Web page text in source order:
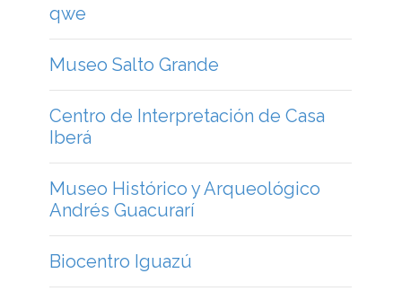
qwe
Museo Salto Grande
Centro de Interpretación de Casa
Iberá
Museo Histórico y Arqueológico
Andrés Guacurarí
Biocentro Iguazú